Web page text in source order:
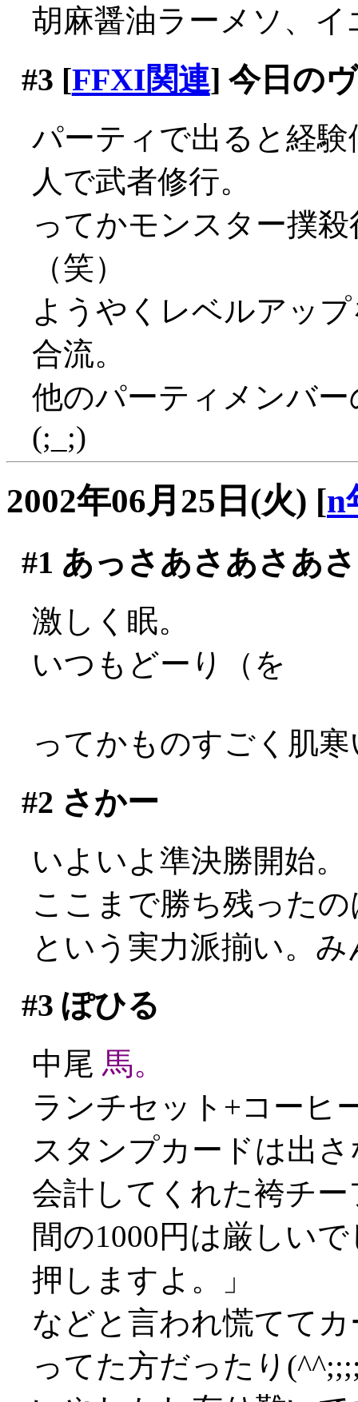
胡麻醤油ラーメソ、イ
#3 [FFXI関連] 今日の
パーティで出ると経
人で武者修行。
ってかモンスター撲
（笑）
ようやくレベルアッ
合流。
他のパーティメンバ
(;_;)
2002年06月25日(火) [n
#1 あっさあさあさあさ
激しく眠。
いつもどーり（を
ってかものすごく肌
#2 さかー
いよいよ準決勝開始。
ここまで勝ち残った
という実力派揃い。
#3 ぽひる
中尾 馬。
ランチセット+コーヒ
スタンプカードは出
会計してくれた袴チ
間の1000円は厳しい
押しますよ。」
などと言われ慌てて
ってた方だったり